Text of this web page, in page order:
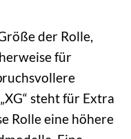
der Rolle,
für
steht für Extra
Rolle eine höhere